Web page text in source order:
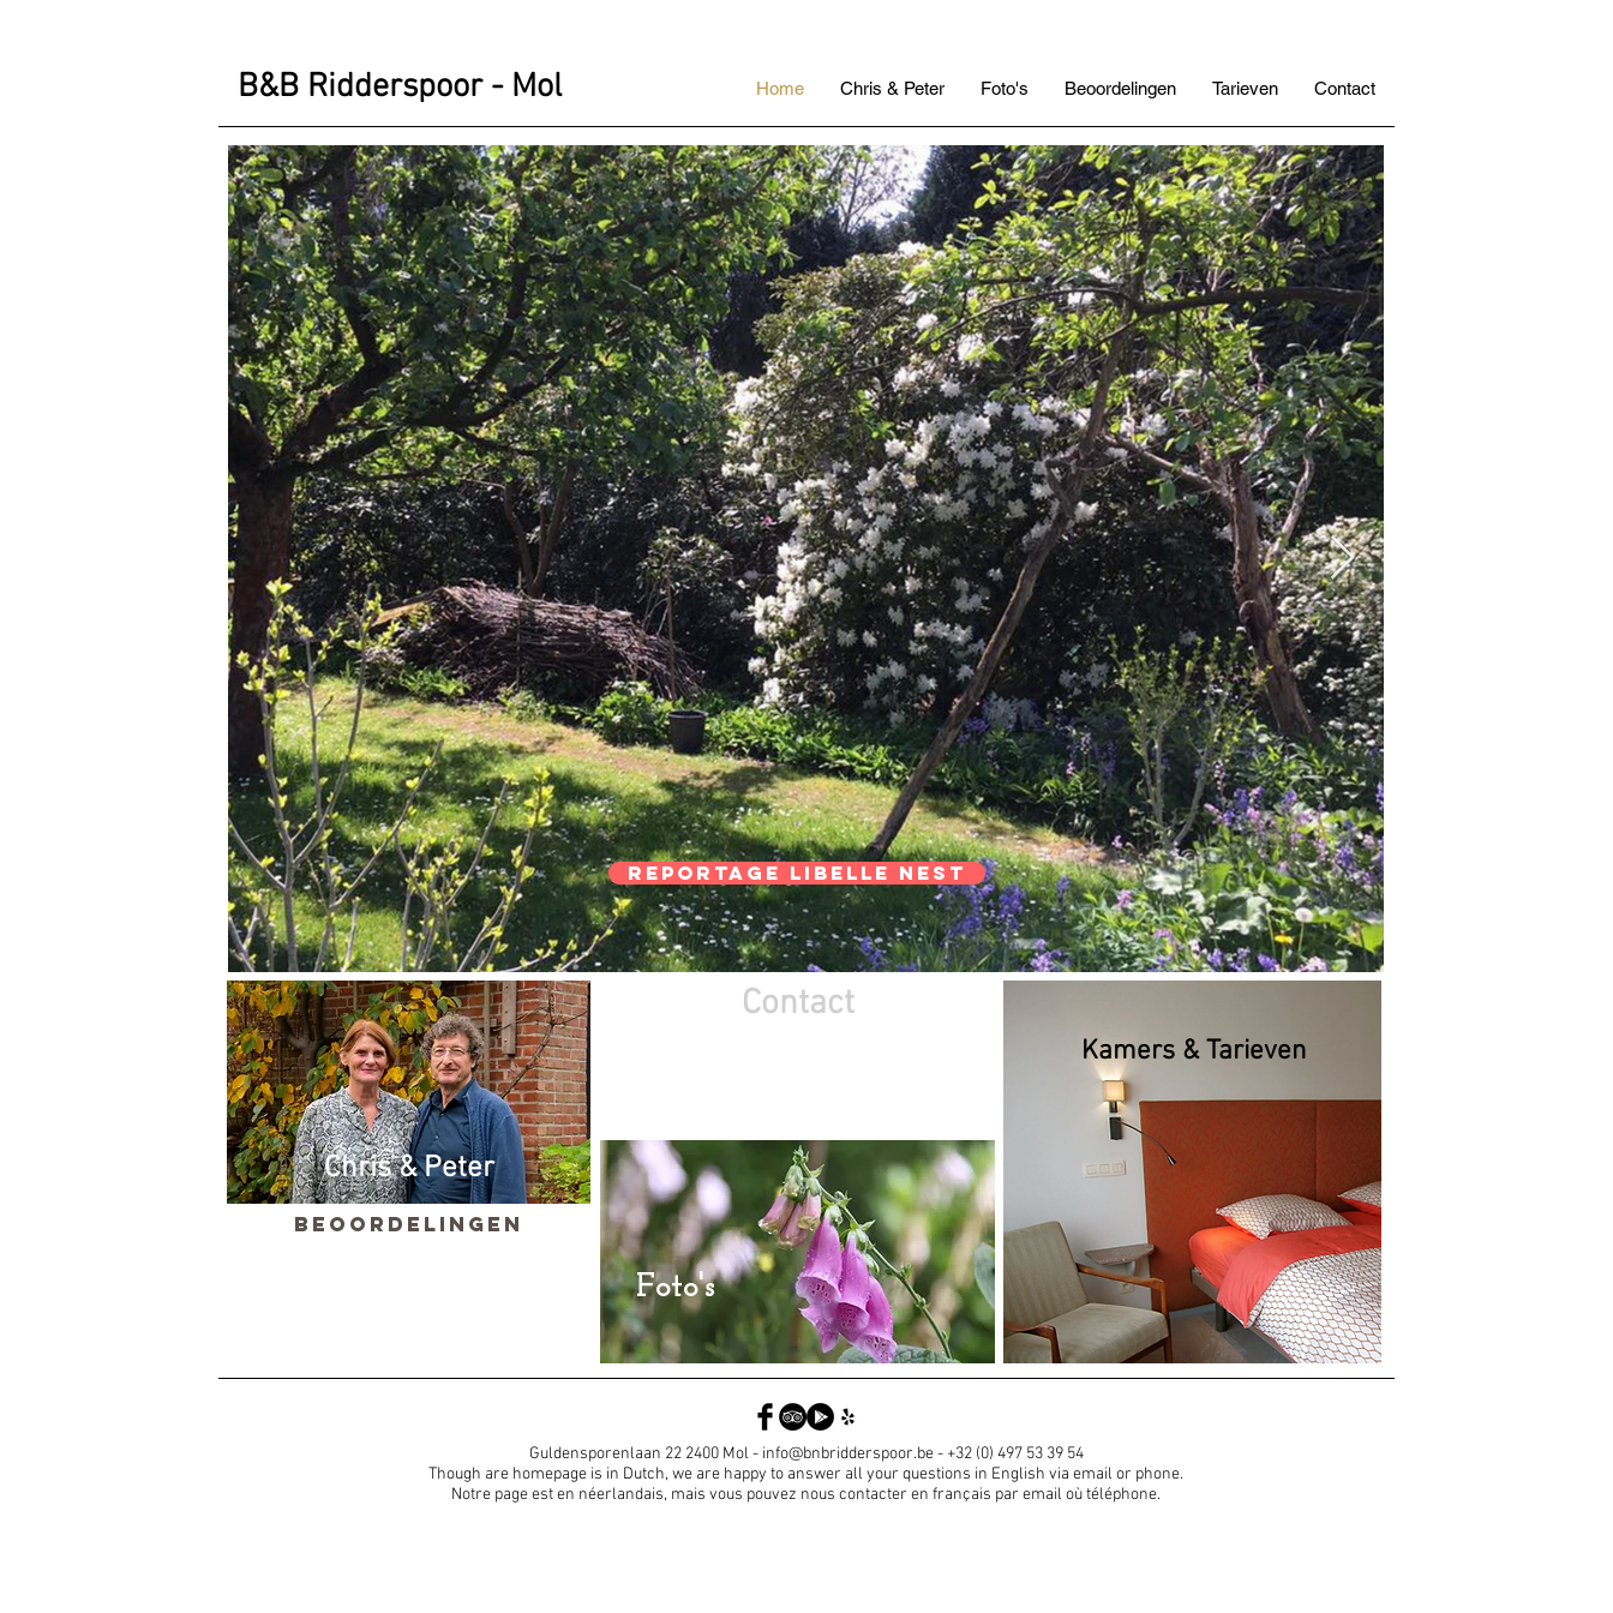
B&B Ridderspoor - Mol Home Chris & Peter Foto's Beoordelingen Tarieven Contact
Reportage Libelle Nest
Chris & Peter
Beoordelingen
Contact
Foto's
Kamers & Tarieven
Guldensporenlaan 22 2400 Mol - info@bnbridderspoor.be- +32 (0) 497 53 39 54
Though are homepage is in Dutch, we are happy to answer all your questions in English via email or phone.
Notre page est en néerlandais, mais vous pouvez nous contacter en français par email où téléphone.